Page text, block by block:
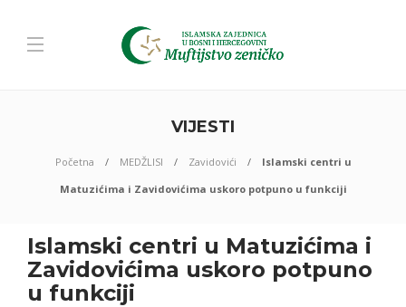
VIJESTI
Početna MEDŽLISI Zavidovići
Islamski centri u
Matuzićima i Zavidovićima uskoro potpuno u funkciji
Islamski centri u Matuzićima i
Zavidovićima uskoro potpuno
u funkciji